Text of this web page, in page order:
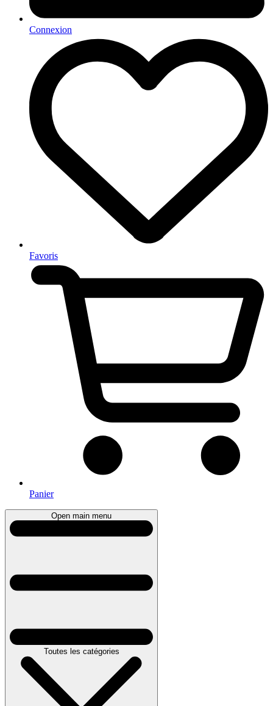
Connexion
Favoris
Panier
Open main menu
Toutes les catégories